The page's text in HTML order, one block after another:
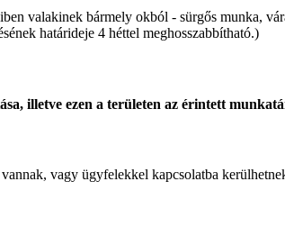
valakinek bármely okból - sürgős munka,
határideje 4 héttel meghosszabbítható.)
illetve ezen a területen az érintett
vagy ügyfelekkel kapcsolatba